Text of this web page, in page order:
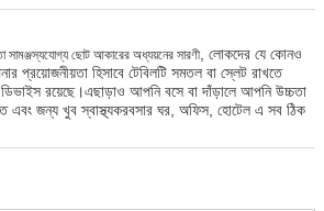
সামঞ্জস্যযোগ্য ছোট আকারের অধ্যয়নের সারণী , লোকদের যে কোনও
প্রয়োজনীয়তা হিসাবে টেবিলটি সমতল বা স্লেট রাখতে
রয়েছে।এছাড়াও আপনি বসে বা দাঁড়ালে আপনি উচ্চতা
এবং জন্য খুব স্বাস্থ্যকরবসার ঘর, অফিস, হোটেল এ সব ঠিক